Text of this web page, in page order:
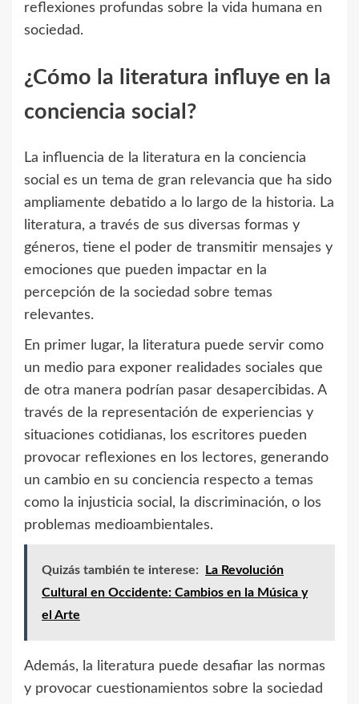
reflexiones profundas sobre la vida humana en
sociedad.
¿Cómo la literatura influye en la
conciencia social?
La influencia de la literatura en la conciencia
social es un tema de gran relevancia que ha sido
ampliamente debatido a lo largo de la historia. La
literatura, a través de sus diversas formas y
géneros, tiene el poder de transmitir mensajes y
emociones que pueden impactar en la
percepción de la sociedad sobre temas
relevantes.
En primer lugar, la literatura puede servir como
un medio para exponer realidades sociales que
de otra manera podrían pasar desapercibidas. A
través de la representación de experiencias y
situaciones cotidianas, los escritores pueden
provocar reflexiones en los lectores, generando
un cambio en su conciencia respecto a temas
como la injusticia social, la discriminación, o los
problemas medioambientales.
Quizás también te interese:
La Revolución
Cultural en Occidente: Cambios en la Música y
el Arte
Además, la literatura puede desafiar las normas
y provocar cuestionamientos sobre la sociedad